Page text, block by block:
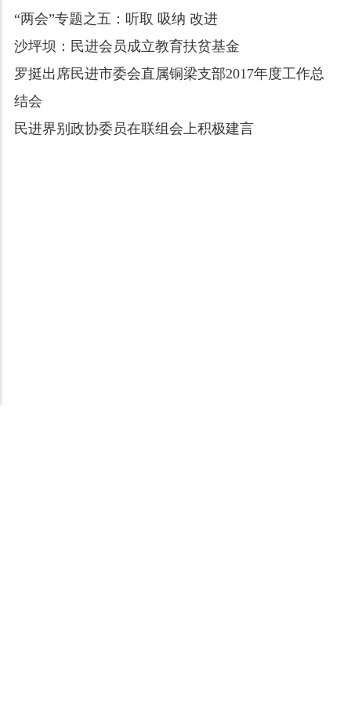
“两会”专题之五：听取 吸纳 改进
沙坪坝：民进会员成立教育扶贫基金
罗挺出席民进市委会直属铜梁支部2017年度工作总
结会
民进界别政协委员在联组会上积极建言